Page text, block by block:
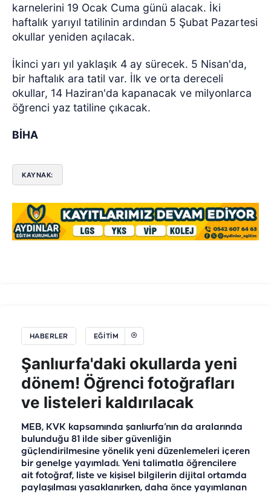
karnelerini 19 Ocak Cuma günü alacak. İki
haftalık yarıyıl tatilinin ardından 5 Şubat Pazartesi
okullar yeniden açılacak.
İkinci yarı yıl yaklaşık 4 ay sürecek. 5 Nisan'da,
bir haftalık ara tatil var. İlk ve orta dereceli
okullar, 14 Haziran'da kapanacak ve milyonlarca
öğrenci yaz tatiline çıkacak.
BİHA
KAYNAK:
HABERLER EĞITIM
Şanlıurfa'daki okullarda yeni
dönem! Öğrenci fotoğrafları
ve listeleri kaldırılacak
MEB, KVK kapsamında şanlıurfa’nın da aralarında
bulunduğu 81 ilde siber güvenliğin
güçlendirilmesine yönelik yeni düzenlemeleri içeren
bir genelge yayımladı. Yeni talimatla öğrencilere
ait fotoğraf, liste ve kişisel bilgilerin dijital ortamda
paylaşılması yasaklanırken, daha önce yayımlanan